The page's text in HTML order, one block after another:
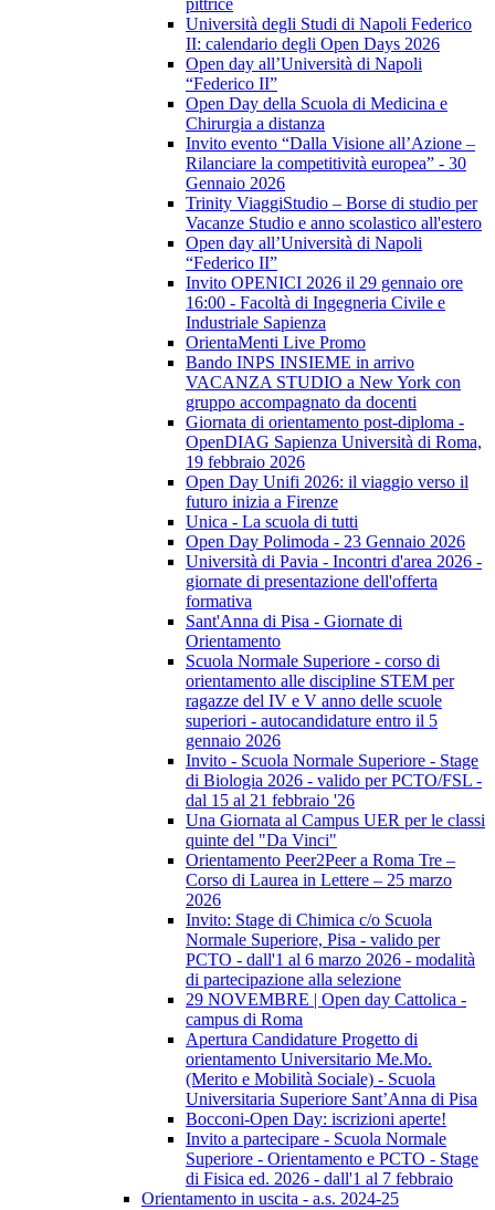
pittrice
Università degli Studi di Napoli Federico
II: calendario degli Open Days 2026
Open day all’Università di Napoli
“Federico II”
Open Day della Scuola di Medicina e
Chirurgia a distanza
Invito evento “Dalla Visione all’Azione –
Rilanciare la competitività europea” - 30
Gennaio 2026
Trinity ViaggiStudio – Borse di studio per
Vacanze Studio e anno scolastico all'estero
Open day all’Università di Napoli
“Federico II”
Invito OPENICI 2026 il 29 gennaio ore
16:00 - Facoltà di Ingegneria Civile e
Industriale Sapienza
OrientaMenti Live Promo
Bando INPS INSIEME in arrivo
VACANZA STUDIO a New York con
gruppo accompagnato da docenti
Giornata di orientamento post-diploma -
OpenDIAG Sapienza Università di Roma,
19 febbraio 2026
Open Day Unifi 2026: il viaggio verso il
futuro inizia a Firenze
Unica - La scuola di tutti
Open Day Polimoda - 23 Gennaio 2026
Università di Pavia - Incontri d'area 2026 -
giornate di presentazione dell'offerta
formativa
Sant'Anna di Pisa - Giornate di
Orientamento
Scuola Normale Superiore - corso di
orientamento alle discipline STEM per
ragazze del IV e V anno delle scuole
superiori - autocandidature entro il 5
gennaio 2026
Invito - Scuola Normale Superiore - Stage
di Biologia 2026 - valido per PCTO/FSL -
dal 15 al 21 febbraio '26
Una Giornata al Campus UER per le classi
quinte del "Da Vinci"
Orientamento Peer2Peer a Roma Tre –
Corso di Laurea in Lettere – 25 marzo
2026
Invito: Stage di Chimica c/o Scuola
Normale Superiore, Pisa - valido per
PCTO - dall'1 al 6 marzo 2026 - modalità
di partecipazione alla selezione
29 NOVEMBRE | Open day Cattolica -
campus di Roma
Apertura Candidature Progetto di
orientamento Universitario Me.Mo.
(Merito e Mobilità Sociale) - Scuola
Universitaria Superiore Sant’Anna di Pisa
Bocconi-Open Day: iscrizioni aperte!
Invito a partecipare - Scuola Normale
Superiore - Orientamento e PCTO - Stage
di Fisica ed. 2026 - dall'1 al 7 febbraio
Orientamento in uscita - a.s. 2024-25